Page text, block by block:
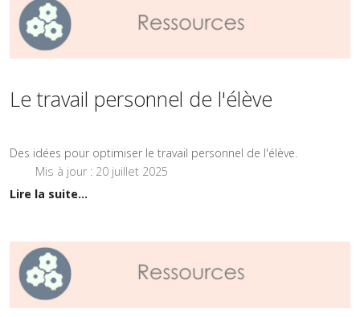
Le travail personnel de l'élève
Des idées pour optimiser le travail personnel de l'élève.
Mis à jour : 20 juillet 2025
Lire la suite...